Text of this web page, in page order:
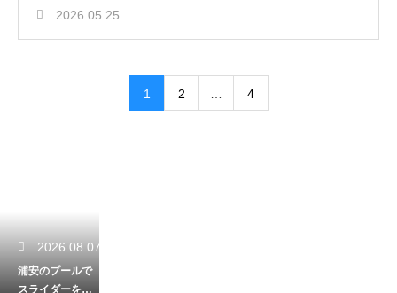
2026.05.25
1 2 4
2026.08.07
浦安のプールで
スライダーを楽